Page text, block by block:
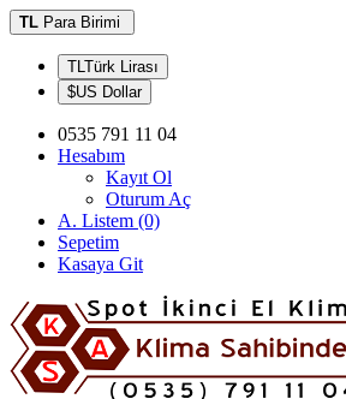
TL Para Birimi
TLTürk Lirası
$US Dollar
0535 791 11 04
Hesabım
Kayıt Ol
Oturum Aç
A. Listem (0)
Sepetim
Kasaya Git